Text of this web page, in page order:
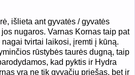
išlieta ant gyvatės / gyvatės
nugaros. Varnas Kornas taip pat
tvirtai laikosi, įremti į kūną.
rūstybės taurės dugną, taip
kad pyktis ir Hydra
yra ne tik gyvačių priešas, bet ir